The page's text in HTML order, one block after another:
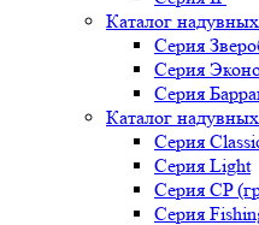
Каталог
Серия
Серия
Серия
Каталог
Серия
Серия Light
Серия CP
Серия